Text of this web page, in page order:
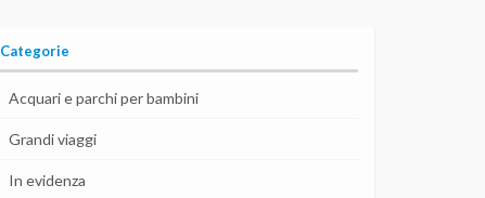
Categorie
Acquari e parchi per bambini
Grandi viaggi
In evidenza